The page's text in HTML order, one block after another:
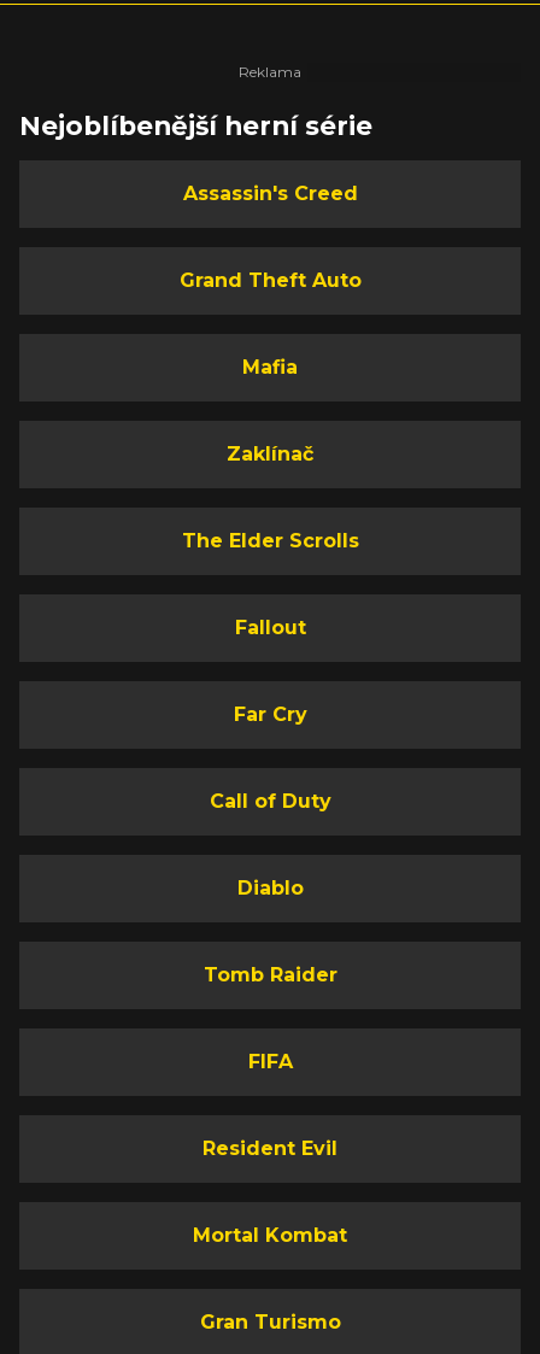
Nejoblíbenější herní série
Assassin's Creed
Grand Theft Auto
Mafia
Zaklínač
The Elder Scrolls
Fallout
Far Cry
Call of Duty
Diablo
Tomb Raider
FIFA
Resident Evil
Mortal Kombat
Gran Turismo